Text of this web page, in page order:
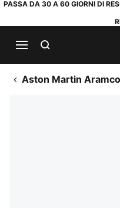
PASSA DA 30 A 60 GIORNI DI
Aston Martin